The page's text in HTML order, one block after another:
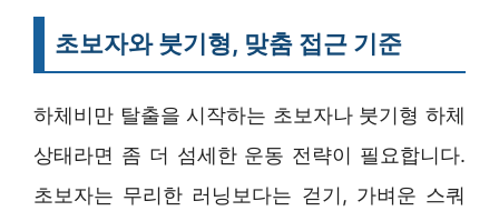
초보자와 붓기형, 맞춤 접근 기준
하체비만 탈출을 시작하는 초보자나 붓기형 하체
상태라면 좀 더 섬세한 운동 전략이 필요합니다.
초보자는 무리한 러닝보다는 걷기, 가벼운 스쿼